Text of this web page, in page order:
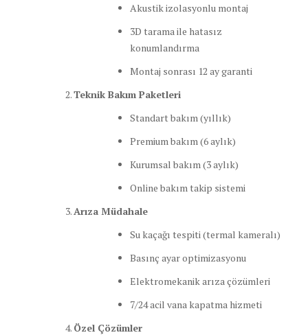
Akustik izolasyonlu montaj
3D tarama ile hatasız
konumlandırma
Montaj sonrası 12 ay garanti
Teknik Bakım Paketleri
Standart bakım (yıllık)
Premium bakım (6 aylık)
Kurumsal bakım (3 aylık)
Online bakım takip sistemi
Arıza Müdahale
Su kaçağı tespiti (termal kameralı)
Basınç ayar optimizasyonu
Elektromekanik arıza çözümleri
7/24 acil vana kapatma hizmeti
Özel Çözümler